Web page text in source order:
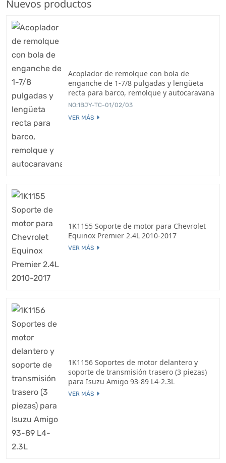
Nuevos productos
Acoplador de remolque con bola de
enganche de 1-7/8 pulgadas y lengüeta
recta para barco, remolque y autocaravana
NO:1BJY-TC-01/02/03
VER MÁS
1K1155 Soporte de motor para Chevrolet
Equinox Premier 2.4L 2010-2017
VER MÁS
1K1156 Soportes de motor delantero y
soporte de transmisión trasero (3 piezas)
para Isuzu Amigo 93-89 L4-2.3L
VER MÁS